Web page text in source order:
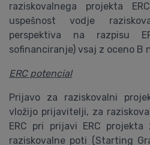
raziskovalnega projekta
uspešnost vodje
perspektiva na razpisu
sofinanciranje) vsaj z oceno B
ERC potencial
Prijavo za raziskovalni
vložijo prijavitelji, za
ERC pri prijavi ERC
raziskovalne poti (Starting